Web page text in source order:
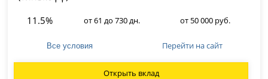
11.5% от 61 до 730 дн. от 50 000 руб.
Все условия Перейти на сайт
Открыть вклад